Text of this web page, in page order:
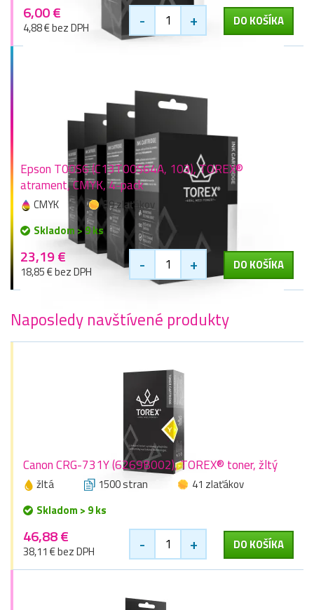
6,00 €
4,88 € bez DPH - + DO KOŠÍKA
Epson T00S6 (C13T00S64A, 103), TOREX®
atrament, CMYK, 4-pack
CMYK
39 zlaťákov
Skladom > 9 ks
23,19 €
18,85 € bez DPH - + DO KOŠÍKA
Naposledy navštívené produkty
Canon CRG-731Y (6269B002), TOREX® toner, žltý
žltá 1500 stran
41 zlaťákov
Skladom > 9 ks
46,88 €
38,11 € bez DPH - + DO KOŠÍKA